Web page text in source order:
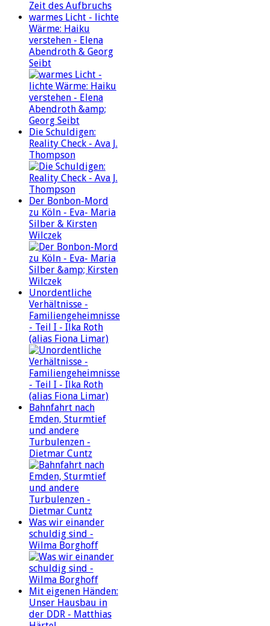
warmes Licht - lichte
Wärme: Haiku
verstehen - Elena
Abendroth & Georg
Seibt
Die Schuldigen:
Reality Check - Ava J.
Thompson
Der Bonbon-Mord
zu Köln - Eva- Maria
Silber & Kirsten
Wilczek
Unordentliche
Verhältnisse -
Familiengeheimnisse
- Teil I - Ilka Roth
(alias Fiona Limar)
Bahnfahrt nach
Emden, Sturmtief
und andere
Turbulenzen -
Dietmar Cuntz
Was wir einander
schuldig sind -
Wilma Borghoff
Mit eigenen Händen:
Unser Hausbau in
der DDR - Matthias